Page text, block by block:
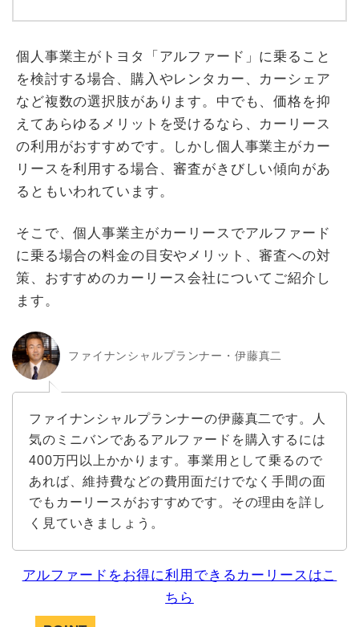
個人事業主がトヨタ「アルファード」に乗ること
を検討する場合、購入やレンタカー、カーシェア
など複数の選択肢があります。中でも、価格を抑
えてあらゆるメリットを受けるなら、カーリース
の利用がおすすめです。しかし個人事業主がカー
リースを利用する場合、審査がきびしい傾向があ
るともいわれています。
そこで、個人事業主がカーリースでアルファード
に乗る場合の料金の目安やメリット、審査への対
策、おすすめのカーリース会社についてご紹介し
ます。
ファイナンシャルプランナー・伊藤真二
​ファイナンシャルプランナーの伊藤真二です。人
気のミニバンであるアルファードを購入するには
400万円以上かかります。事業用として乗るので
あれば、維持費などの費用面だけでなく手間の面
でもカーリースがおすすめです。その理由を詳し
く見ていきましょう。
アルファードをお得に利用できるカーリースはこ
ちら